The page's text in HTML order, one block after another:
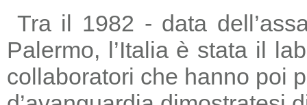
Tra il 1982 - data
Palermo, l’Italia è stata il
collaboratori che hanno poi